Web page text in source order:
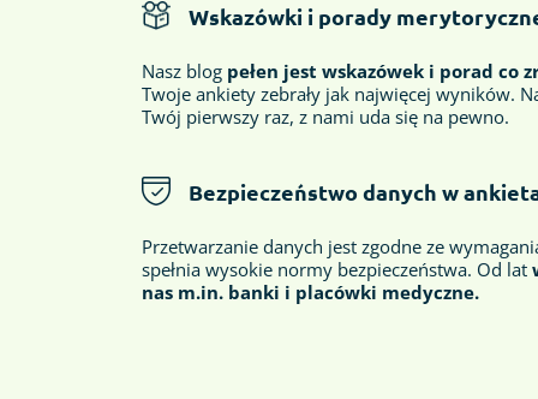
Wskazówki i porady
Nasz blog pełen jest wskazówek i porad co
Twoje ankiety zebrały jak najwięcej wyników.
Twój pierwszy raz, z nami uda się na pewno.
Bezpieczeństwo danych w
Przetwarzanie danych jest zgodne ze
spełnia wysokie normy bezpieczeństwa. Od lat
nas m.in. banki i placówki medyczne.